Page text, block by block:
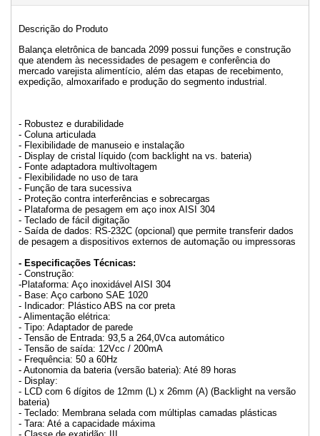
Descrição do Produto
Balança eletrônica de bancada 2099 possui funções e construção
que atendem às necessidades de pesagem e conferência do
mercado varejista alimentício, além das etapas de recebimento,
expedição, almoxarifado e produção do segmento industrial.
- Robustez e durabilidade
- Coluna articulada
- Flexibilidade de manuseio e instalação
- Display de cristal líquido (com backlight na vs. bateria)
- Fonte adaptadora multivoltagem
- Flexibilidade no uso de tara
- Função de tara sucessiva
- Proteção contra interferências e sobrecargas
- Plataforma de pesagem em aço inox AISI 304
- Teclado de fácil digitação
- Saída de dados: RS-232C (opcional) que permite transferir dados
de pesagem a dispositivos externos de automação ou impressoras
- Especificações Técnicas:
- Construção:
-Plataforma: Aço inoxidável AISI 304
- Base: Aço carbono SAE 1020
- Indicador: Plástico ABS na cor preta
- Alimentação elétrica:
- Tipo: Adaptador de parede
- Tensão de Entrada: 93,5 a 264,0Vca automático
- Tensão de saída: 12Vcc / 200mA
- Frequência: 50 a 60Hz
- Autonomia da bateria (versão bateria): Até 89 horas
- Display:
- LCD com 6 dígitos de 12mm (L) x 26mm (A) (Backlight na versão
bateria)
- Teclado: Membrana selada com múltiplas camadas plásticas
- Tara: Até a capacidade máxima